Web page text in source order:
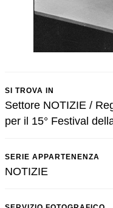
SI TROVA IN
Settore NOTIZIE /
per il 15° Festival
SERIE APPARTENENZA
NOTIZIE